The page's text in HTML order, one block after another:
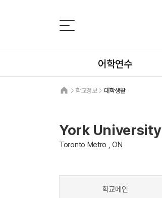
어학연수
학교정보 대학생활
York University
Toronto Metro , ON
학교메인